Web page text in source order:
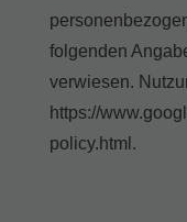
folgenden
verwiesen.
https://
policy.html.